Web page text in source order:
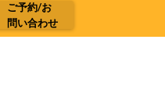
ご予約/お
問い合わせ